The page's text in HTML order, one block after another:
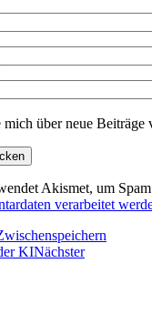
mich über neue Beiträge
Akismet, um
verarbeitet
KINächster